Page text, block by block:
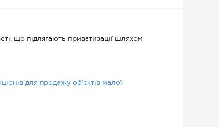
що підлягають приватизації шляхом
для продажу об’єктів малої